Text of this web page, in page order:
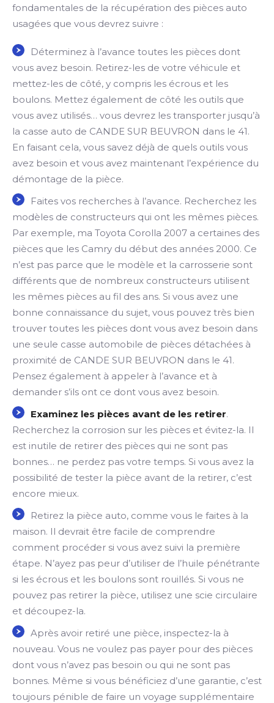
fondamentales de la récupération des pièces auto
usagées que vous devrez suivre :
Déterminez à l’avance toutes les pièces dont
vous avez besoin. Retirez-les de votre véhicule et
mettez-les de côté, y compris les écrous et les
boulons. Mettez également de côté les outils que
vous avez utilisés… vous devrez les transporter jusqu’à
la casse auto de CANDE SUR BEUVRON dans le 41.
En faisant cela, vous savez déjà de quels outils vous
avez besoin et vous avez maintenant l’expérience du
démontage de la pièce.
Faites vos recherches à l’avance. Recherchez les
modèles de constructeurs qui ont les mêmes pièces.
Par exemple, ma Toyota Corolla 2007 a certaines des
pièces que les Camry du début des années 2000. Ce
n’est pas parce que le modèle et la carrosserie sont
différents que de nombreux constructeurs utilisent
les mêmes pièces au fil des ans. Si vous avez une
bonne connaissance du sujet, vous pouvez très bien
trouver toutes les pièces dont vous avez besoin dans
une seule casse automobile de pièces détachées à
proximité de CANDE SUR BEUVRON dans le 41.
Pensez également à appeler à l’avance et à
demander s’ils ont ce dont vous avez besoin.
Examinez les pièces avant de les retirer.
Recherchez la corrosion sur les pièces et évitez-la. Il
est inutile de retirer des pièces qui ne sont pas
bonnes… ne perdez pas votre temps. Si vous avez la
possibilité de tester la pièce avant de la retirer, c’est
encore mieux.
Retirez la pièce auto, comme vous le faites à la
maison. Il devrait être facile de comprendre
comment procéder si vous avez suivi la première
étape. N’ayez pas peur d’utiliser de l’huile pénétrante
si les écrous et les boulons sont rouillés. Si vous ne
pouvez pas retirer la pièce, utilisez une scie circulaire
et découpez-la.
Après avoir retiré une pièce, inspectez-la à
nouveau. Vous ne voulez pas payer pour des pièces
dont vous n’avez pas besoin ou qui ne sont pas
bonnes. Même si vous bénéficiez d’une garantie, c’est
toujours pénible de faire un voyage supplémentaire